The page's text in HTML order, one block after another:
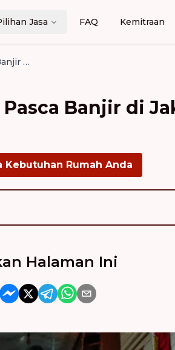
Jasa FAQ Kemitraan
Biaya Jasa Deep Cleaning Pasca Banjir di Jakarta Timur (Update 2026)
Banjir di
Kebutuhan Rumah Anda
Halaman Ini